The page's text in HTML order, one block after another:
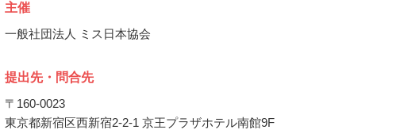
主催
一般社団法人 ミス日本協会
提出先・問合先
〒160-0023
東京都新宿区西新宿2-2-1 京王プラザホテル南館9F